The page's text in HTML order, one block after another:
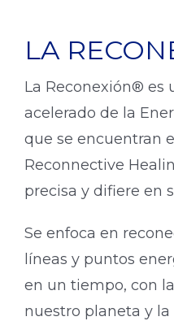
LA
La Reconexión® es
acelerado de la
que se encuentran
Reconnective
precisa y difiere en
Se enfoca en
líneas y puntos
en un tiempo, con
nuestro planeta y la